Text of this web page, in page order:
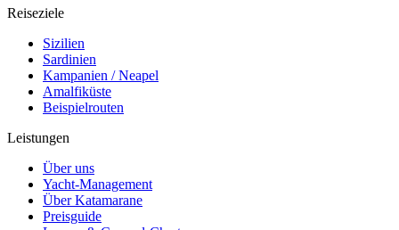
Reiseziele
Sizilien
Sardinien
Kampanien / Neapel
Amalfiküste
Beispielrouten
Leistungen
Über uns
Yacht-Management
Über Katamarane
Preisguide